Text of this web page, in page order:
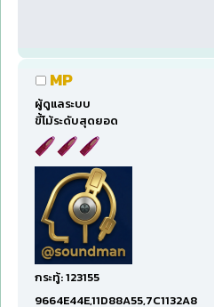
MP
ผู้ดูแลระบบ
ขี้โม้ระดับสุดยอด
กระทู้: 123155
9664E44E,11D88A55,7C1132A8